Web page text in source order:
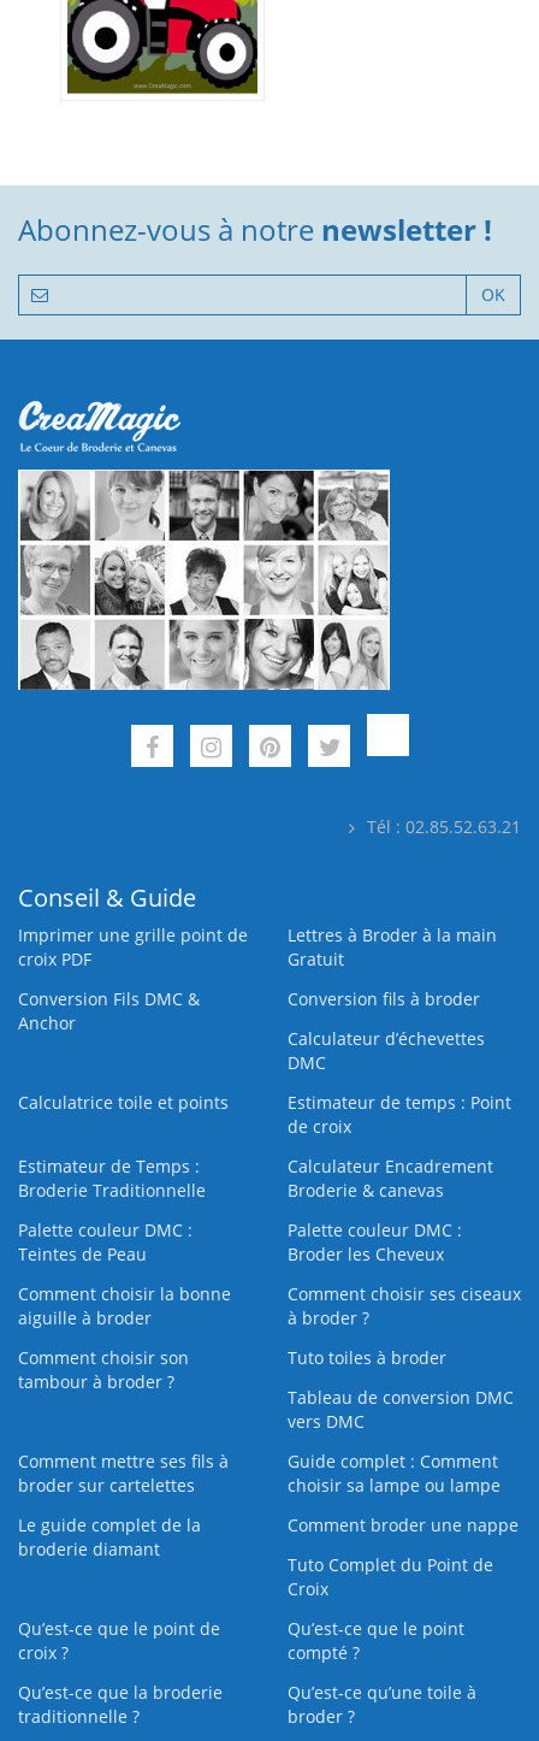
Abonnez-vous à notre newsletter !
OK
Tél : 02.85.52.63.21
Conseil & Guide
Imprimer une grille point de
croix PDF
Lettres à Broder à la main
Gratuit
Conversion Fils DMC &
Anchor
Conversion fils à broder
Calculateur d’échevettes
DMC
Calculatrice toile et points
Estimateur de temps : Point
de croix
Estimateur de Temps :
Broderie Traditionnelle
Calculateur Encadrement
Broderie & canevas
Palette couleur DMC :
Teintes de Peau
Palette couleur DMC :
Broder les Cheveux
Comment choisir la bonne
aiguille à broder
Comment choisir ses ciseaux
à broder ?
Comment choisir son
tambour à broder ?
Tuto toiles à broder
Tableau de conversion DMC
vers DMC
Comment mettre ses fils à
broder sur cartelettes
Guide complet : Comment
choisir sa lampe ou lampe
Le guide complet de la
broderie diamant
Comment broder une nappe
Tuto Complet du Point de
Croix
Qu’est-ce que le point de
croix ?
Qu’est-ce que le point
compté ?
Qu’est-ce que la broderie
traditionnelle ?
Qu’est‑ce qu’une toile à
broder ?